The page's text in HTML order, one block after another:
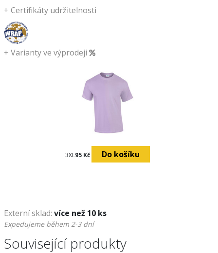
Externí sklad: více než 10 ks
Expedujeme během 2-3 dní
+ Certifikáty udržitelnosti
+ Varianty ve výprodeji
3XL95 Kč Do košíku
Související produkty